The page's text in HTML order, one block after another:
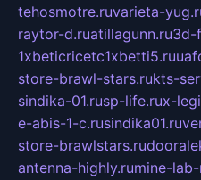
tehosmotre.ruvarieta-
raytor-d.ruatillagunn.ru3d-
1xbeticricetc1xbetti5.ru
store-brawl-stars.rukts-
sindika-01.rusp-life.rux-
e-abis-1-c.rusindika01.ru
store-brawlstars.ru
antenna-highly.rumine-